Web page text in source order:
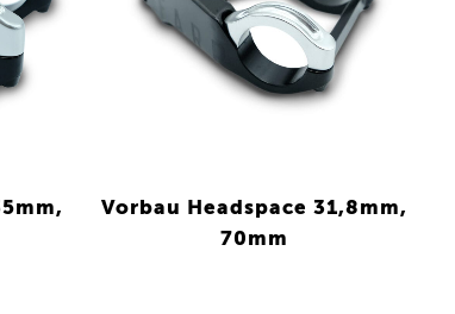
VIEW
Vorbau Headspace 31,8mm,
70mm